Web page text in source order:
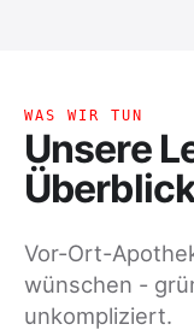
WAS WIR TUN
Unsere
Vor-Ort-
wünschen -
unkompliziert.